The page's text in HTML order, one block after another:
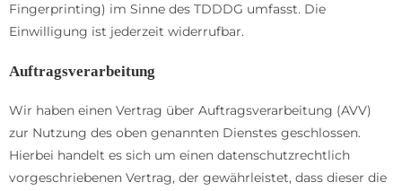
Fingerprinting) im Sinne des TDDDG umfasst. Die
Einwilligung ist jederzeit widerrufbar.
Auftragsverarbeitung
Wir haben einen Vertrag über Auftragsverarbeitung (AVV)
zur Nutzung des oben genannten Dienstes geschlossen.
Hierbei handelt es sich um einen datenschutzrechtlich
vorgeschriebenen Vertrag, der gewährleistet, dass dieser die